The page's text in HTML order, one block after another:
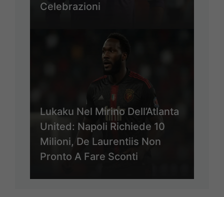
Celebrazioni
Lukaku Nel Mirino Dell’Atlanta
United: Napoli Richiede 10
Milioni, De Laurentiis Non
Pronto A Fare Sconti